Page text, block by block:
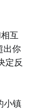
互
出你
定反
小镇